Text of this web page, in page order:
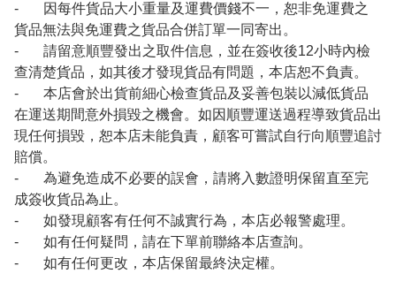
- 因每件貨品大小重量及運費價錢不一，恕非免運費之
貨品無法與免運費之貨品合併訂單一同寄出。
- 請留意順豐發出之取件信息，並在簽收後12小時內檢
查清楚貨品，如其後才發現貨品有問題，本店恕不負責。
- 本店會於出貨前細心檢查貨品及妥善包裝以減低貨品
在運送期間意外損毀之機會。如因順豐運送過程導致貨品出
現任何損毀，恕本店未能負責，顧客可嘗試自行向順豐追討
賠償。
- 為避免造成不必要的誤會，請將入數證明保留直至完
成簽收貨品為止。
- 如發現顧客有任何不誠實行為，本店必報警處理。
- 如有任何疑問，請在下單前聯絡本店查詢。
- 如有任何更改，本店保留最終決定權。